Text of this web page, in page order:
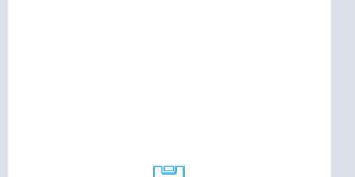
documenti di scorta, fino all’espletamento